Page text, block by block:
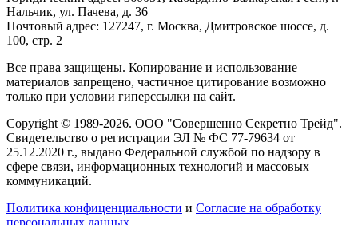
Нальчик, ул. Пачева, д. 36
Почтовый адрес: 127247, г. Москва, Дмитровское шоссе, д.
100, стр. 2
Все права защищены. Копирование и использование
материалов запрещено, частичное цитирование возможно
только при условии гиперссылки на сайт.
Copyright © 1989-2026. ООО "Совершенно Секретно Трейд".
Свидетельство о регистрации ЭЛ № ФС 77-79634 от
25.12.2020 г., выдано Федеральной службой по надзору в
сфере связи, информационных технологий и массовых
коммуникаций.
Политика конфиценциальности и Согласие на обработку
персональных данных